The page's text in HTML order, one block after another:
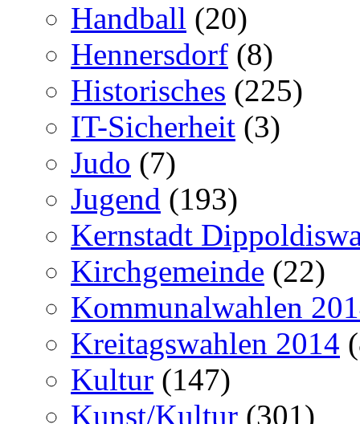
Handball (20)
Hennersdorf (8)
Historisches (225)
IT-Sicherheit (3)
Judo (7)
Jugend (193)
Kernstadt
Kirchgemeinde (22)
Kommunalwahlen
Kreitagswahlen 2014
Kultur (147)
Kunst/Kultur (301)